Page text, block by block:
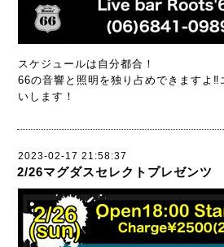
スケジュールは自分都合！
66の音響と照明を独り占めできますよ‼️
いします！
2023-02-17 21:58:37
2/26マグダスセレクトプレゼンツ